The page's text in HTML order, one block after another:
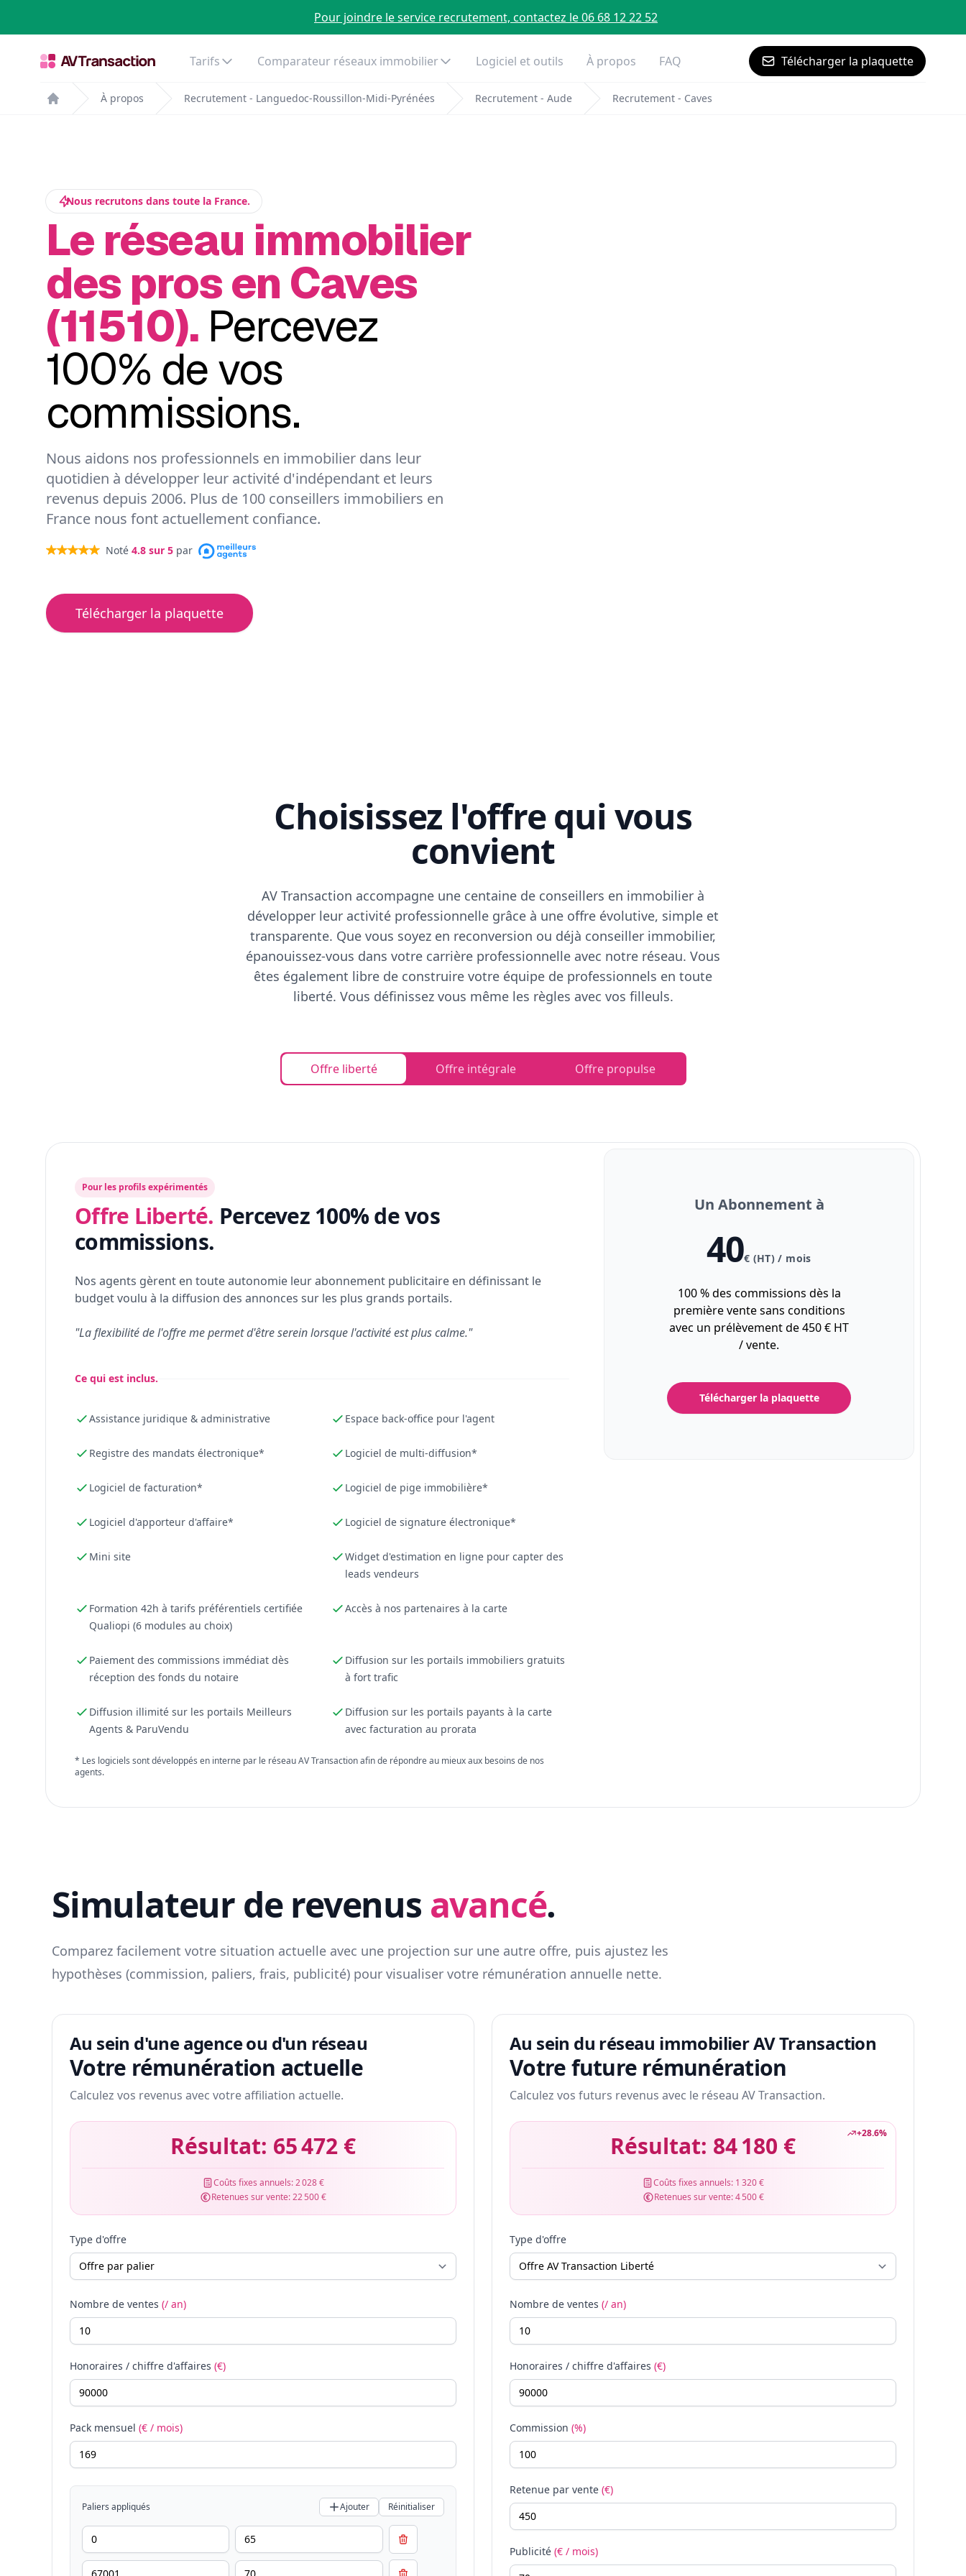
Pour joindre le service recrutement, contactez le 06 68 12 22 52
Tarifs Comparateur réseaux immobilier Logiciel et outils À propos FAQ Télécharger la plaquette
Home
À propos Recrutement - Languedoc-Roussillon-Midi-Pyrénées Recrutement - Aude Recrutement - Caves
Nous recrutons dans toute la France.
Le réseau immobilier
des pros en Caves
(11510). Percevez
100% de vos
commissions.
Nous aidons nos professionnels en immobilier dans leur
quotidien à développer leur activité d'indépendant et leurs
revenus depuis 2006. Plus de 100 conseillers immobiliers en
France nous font actuellement confiance.
Noté 4.8 sur 5 par
Télécharger la plaquette
Choisissez l'offre qui vous
convient
AV Transaction accompagne une centaine de conseillers en immobilier à
développer leur activité professionnelle grâce à une offre évolutive, simple et
transparente. Que vous soyez en reconversion ou déjà conseiller immobilier,
épanouissez-vous dans votre carrière professionnelle avec notre réseau. Vous
êtes également libre de construire votre équipe de professionnels en toute
liberté. Vous définissez vous même les règles avec vos filleuls.
Offre liberté Offre intégrale Offre propulse
Pour les profils expérimentés
Offre Liberté. Percevez 100% de vos
commissions.
Nos agents gèrent en toute autonomie leur abonnement publicitaire en définissant le
budget voulu à la diffusion des annonces sur les plus grands portails.
"La flexibilité de l'offre me permet d'être serein lorsque l'activité est plus calme."
Ce qui est inclus.
Assistance juridique & administrative Espace back-office pour l'agent
Registre des mandats électronique* Logiciel de multi-diffusion*
Logiciel de facturation* Logiciel de pige immobilière*
Logiciel d'apporteur d'affaire* Logiciel de signature électronique*
Mini site
Widget d'estimation en ligne pour capter des
leads vendeurs
Formation 42h à tarifs préférentiels certifiée
Qualiopi (6 modules au choix)
Accès à nos partenaires à la carte
Paiement des commissions immédiat dès
réception des fonds du notaire
Diffusion sur les portails immobiliers gratuits
à fort trafic
Diffusion illimité sur les portails Meilleurs
Agents & ParuVendu
Diffusion sur les portails payants à la carte
avec facturation au prorata
* Les logiciels sont développés en interne par le réseau AV Transaction afin de répondre au mieux aux besoins de nos
agents.
Un Abonnement à
40€ (HT) / mois
100 % des commissions dès la
première vente sans conditions
avec un prélèvement de 450 € HT
/ vente.
Télécharger la plaquette
Simulateur de revenus avancé.
Comparez facilement votre situation actuelle avec une projection sur une autre offre, puis ajustez les
hypothèses (commission, paliers, frais, publicité) pour visualiser votre rémunération annuelle nette.
Au sein d'une agence ou d'un réseau
Votre rémunération actuelle
Calculez vos revenus avec votre affiliation actuelle.
Résultat: 65 472 €
Coûts fixes annuels:2 028 €
Retenues sur vente:22 500 €
Type d'offre
Nombre de ventes (/ an)
Honoraires / chiffre d'affaires (€)
Pack mensuel (€ / mois)
Paliers appliqués Ajouter Réinitialiser
Au sein du réseau immobilier AV Transaction
Votre future rémunération
Calculez vos futurs revenus avec le réseau AV Transaction.
+28.6%
Résultat: 84 180 €
Coûts fixes annuels: 1 320 €
Retenues sur vente:4 500 €
Type d'offre
Nombre de ventes (/ an)
Honoraires / chiffre d'affaires (€)
Commission (%)
Retenue par vente (€)
Publicité (€ / mois)